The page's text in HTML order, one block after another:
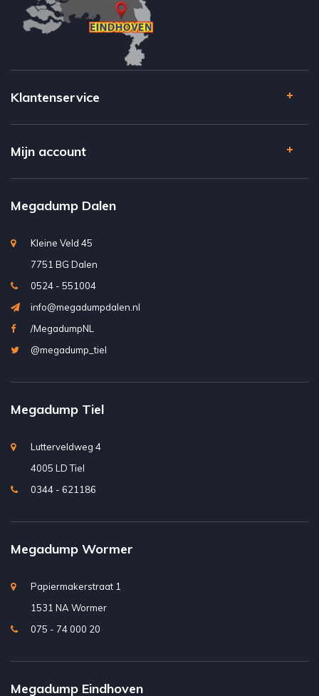
Klantenservice
Mijn account
Megadump Dalen
Kleine Veld 45
7751 BG Dalen
0524 - 551004
info@megadumpdalen.nl
/MegadumpNL
@megadump_tiel
Megadump Tiel
Lutterveldweg 4
4005 LD Tiel
0344 - 621186
Megadump Wormer
Papiermakerstraat 1
1531 NA Wormer
075 - 74 000 20
Megadump Eindhoven